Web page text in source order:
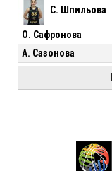
С. Шпильова
О. Сафронова
А. Сазонова